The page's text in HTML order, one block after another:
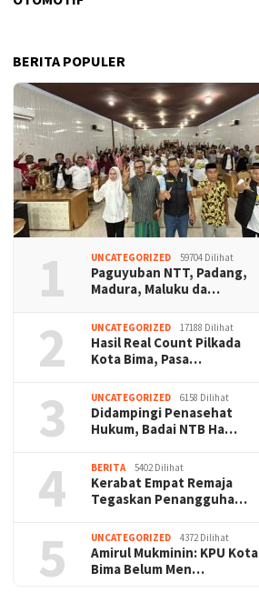
BERITA POPULER
1 UNCATEGORIZED 59704 Dilihat
Paguyuban NTT, Padang,
Madura, Maluku da…
2 UNCATEGORIZED 17188 Dilihat
Hasil Real Count Pilkada
Kota Bima, Pasa…
3 UNCATEGORIZED 6158 Dilihat
Didampingi Penasehat
Hukum, Badai NTB Ha…
4 BERITA 5402 Dilihat
Kerabat Empat Remaja
Tegaskan Penangguha…
5 UNCATEGORIZED 4372 Dilihat
Amirul Mukminin: KPU Kota
Bima Belum Men…